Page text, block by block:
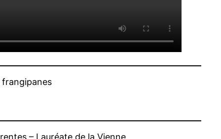
frangipanes
– Lauréate de la Vienne